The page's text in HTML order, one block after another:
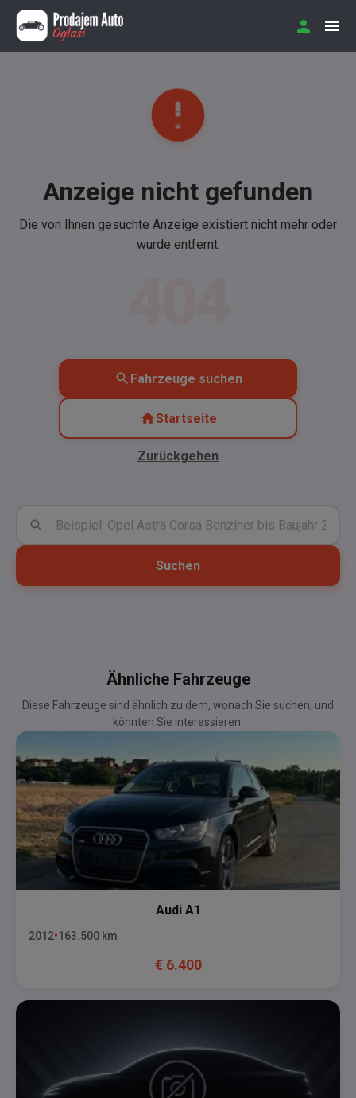
Anzeige nicht gefunden
Die von Ihnen gesuchte Anzeige existiert nicht mehr oder
wurde entfernt.
Fahrzeuge suchen
Startseite
Zurückgehen
Suchen
Ähnliche Fahrzeuge
Diese Fahrzeuge sind ähnlich zu dem, wonach Sie suchen, und
könnten Sie interessieren.
Audi A1
2012 163.500 km
€ 6.400